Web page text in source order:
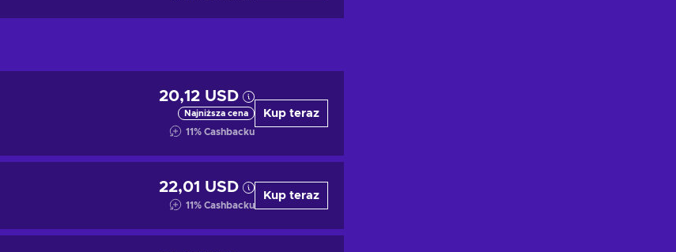
20,12 USD
Najniższa cena
11% Cashbacku
Kup teraz
22,01 USD
11% Cashbacku
Kup teraz